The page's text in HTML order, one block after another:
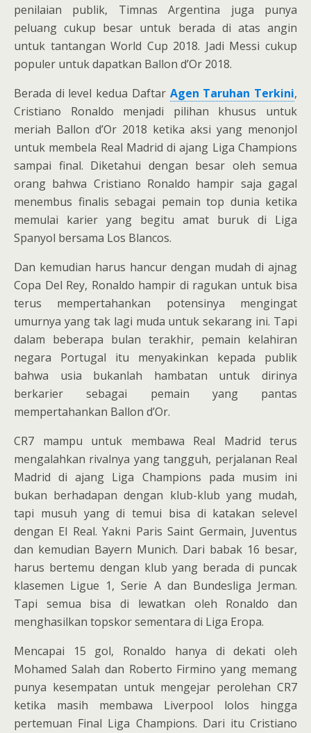
penilaian publik, Timnas Argentina juga punya
peluang cukup besar untuk berada di atas angin
untuk tantangan World Cup 2018. Jadi Messi cukup
populer untuk dapatkan Ballon d’Or 2018.
Berada di level kedua Daftar Agen Taruhan Terkini,
Cristiano Ronaldo menjadi pilihan khusus untuk
meriah Ballon d’Or 2018 ketika aksi yang menonjol
untuk membela Real Madrid di ajang Liga Champions
sampai final. Diketahui dengan besar oleh semua
orang bahwa Cristiano Ronaldo hampir saja gagal
menembus finalis sebagai pemain top dunia ketika
memulai karier yang begitu amat buruk di Liga
Spanyol bersama Los Blancos.
Dan kemudian harus hancur dengan mudah di ajnag
Copa Del Rey, Ronaldo hampir di ragukan untuk bisa
terus mempertahankan potensinya mengingat
umurnya yang tak lagi muda untuk sekarang ini. Tapi
dalam beberapa bulan terakhir, pemain kelahiran
negara Portugal itu menyakinkan kepada publik
bahwa usia bukanlah hambatan untuk dirinya
berkarier sebagai pemain yang pantas
mempertahankan Ballon d’Or.
CR7 mampu untuk membawa Real Madrid terus
mengalahkan rivalnya yang tangguh, perjalanan Real
Madrid di ajang Liga Champions pada musim ini
bukan berhadapan dengan klub-klub yang mudah,
tapi musuh yang di temui bisa di katakan selevel
dengan El Real. Yakni Paris Saint Germain, Juventus
dan kemudian Bayern Munich. Dari babak 16 besar,
harus bertemu dengan klub yang berada di puncak
klasemen Ligue 1, Serie A dan Bundesliga Jerman.
Tapi semua bisa di lewatkan oleh Ronaldo dan
menghasilkan topskor sementara di Liga Eropa.
Mencapai 15 gol, Ronaldo hanya di dekati oleh
Mohamed Salah dan Roberto Firmino yang memang
punya kesempatan untuk mengejar perolehan CR7
ketika masih membawa Liverpool lolos hingga
pertemuan Final Liga Champions. Dari itu Cristiano